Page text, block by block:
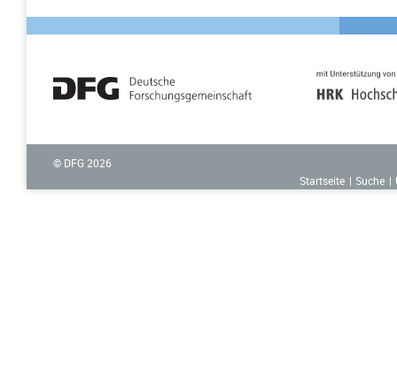
© DFG 2026
Startseite
Suche